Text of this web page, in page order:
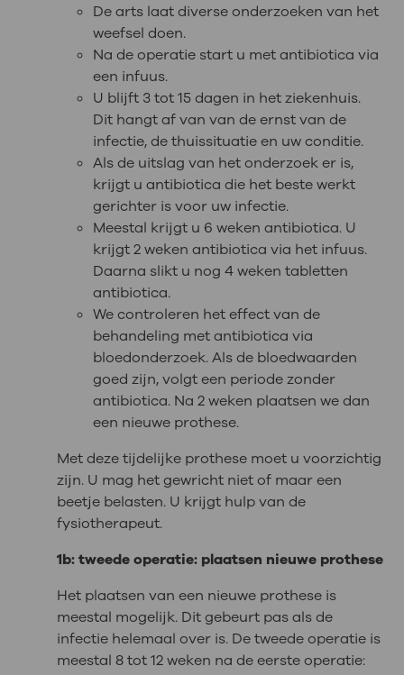
De arts laat diverse onderzoeken van het
weefsel doen.
Na de operatie start u met antibiotica via
een infuus.
U blijft 3 tot 15 dagen in het ziekenhuis.
Dit hangt af van van de ernst van de
infectie, de thuissituatie en uw conditie.
Als de uitslag van het onderzoek er is,
krijgt u antibiotica die het beste werkt
gerichter is voor uw infectie.
Meestal krijgt u 6 weken antibiotica. U
krijgt 2 weken antibiotica via het infuus.
Daarna slikt u nog 4 weken tabletten
antibiotica.
We controleren het effect van de
behandeling met antibiotica via
bloedonderzoek. Als de bloedwaarden
goed zijn, volgt een periode zonder
antibiotica. Na 2 weken plaatsen we dan
een nieuwe prothese.
Met deze tijdelijke prothese moet u voorzichtig
zijn. U mag het gewricht niet of maar een
beetje belasten. U krijgt hulp van de
fysiotherapeut.
1b: tweede operatie: plaatsen nieuwe prothese
Het plaatsen van een nieuwe prothese is
meestal mogelijk. Dit gebeurt pas als de
infectie helemaal over is. De tweede operatie is
meestal 8 tot 12 weken na de eerste operatie: